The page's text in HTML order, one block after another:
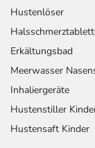
Hustenlöser
Erkältungsbad
Meerwasser
Inhaliergeräte
Hustenstiller
Hustensaft Kinder